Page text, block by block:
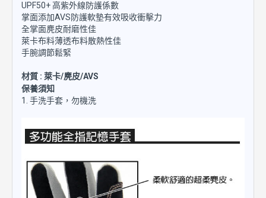
UPF50+ 高紫外線防護係數
掌面添加AVS防護軟墊有效吸收衝擊力
全掌面麂皮耐磨性佳
萊卡布料薄透布料散熱性佳
手腕調節鬆緊
材質 : 萊卡/麂皮/AVS
保養須知
1. 手洗手套，勿機洗